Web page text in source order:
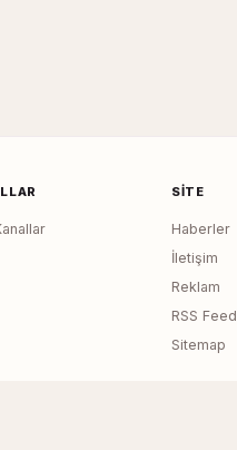
SITE
Haberler
İletişim
Reklam
RSS Feed
Sitemap